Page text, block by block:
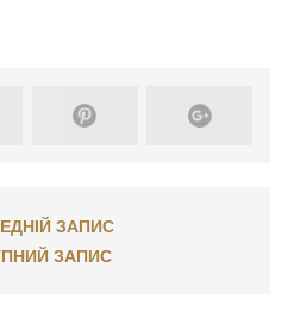
ЗАПИС
ЗАПИС